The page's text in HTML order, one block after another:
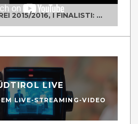
UNO TWO DREI 2015/2016, I FINALISTI: CLASSE IV ALS ISTITUTO "DEGASPERI" BORGO VALSUGANA
LIVE
LIVE-STREAMING-VIDEO